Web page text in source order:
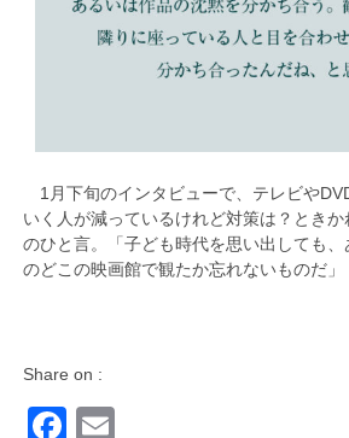
1月下旬のインタビューで、テレビや
いく人が減っているけれど対策は？とき
のひと言。「子ども時代を思い出しても
のどこの映画館で観たか忘れないものだ」
Share on :
Facebook